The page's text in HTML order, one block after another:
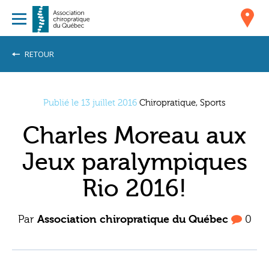
RETOUR
Publié le 13 juillet 2016 Chiropratique, Sports
Charles Moreau aux
Jeux paralympiques
Rio 2016!
Par Association chiropratique du Québec 0